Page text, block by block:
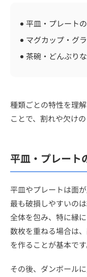
平皿・プレート
マグカップ・グ
茶碗・どんぶり
種類ごとの特性を理
ことで、割れや欠け
平皿・プレート
平皿やプレートは面
最も破損しやすいの
全体を包み、特に縁
数枚を重ねる場合は
を作ることが基本です
その後、ダンボール